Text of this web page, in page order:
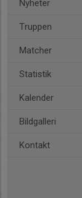
Nyheter
Truppen
Matcher
Statistik
Kalender
Bildgalleri
Kontakt